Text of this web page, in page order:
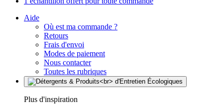
Aide
Où est ma commande ?
Retours
Frais d'envoi
Modes de paiement
Nous contacter
Toutes les rubriques
Plus d'inspiration